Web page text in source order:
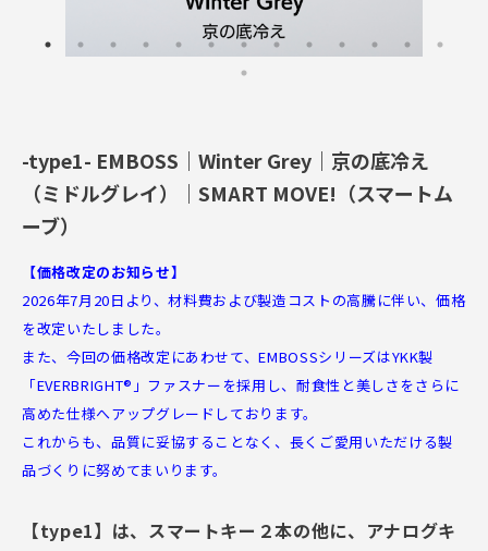
-type1- EMBOSS｜Winter Grey｜京の底冷え
（ミドルグレイ）｜SMART MOVE!（スマートム
ーブ）
【価格改定のお知らせ】
2026年7月20日より、材料費および製造コストの高騰に伴い、価格
を改定いたしました。
また、今回の価格改定にあわせて、EMBOSSシリーズはYKK製
「EVERBRIGHT®」ファスナーを採用し、耐食性と美しさをさらに
高めた仕様へアップグレードしております。
これからも、品質に妥協することなく、長くご愛用いただける製
品づくりに努めてまいります。
【type1】は、スマートキー２本の他に、アナログキ